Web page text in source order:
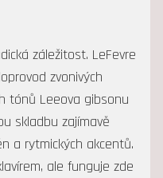
záležitost. LeFevre
zvonivých
tónů Leeova gibsonu
skladbu zajímavě
a rytmických akcentů.
ale funguje zde